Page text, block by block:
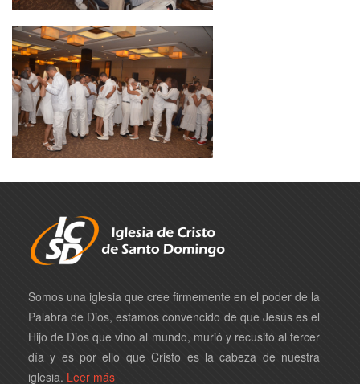
Somos una iglesia que cree firmemente en el poder de la
Palabra de Dios, estamos convencido de que Jesús es el
Hijo de Dios que vino al mundo, murió y recusitó al tercer
día y es por ello que Cristo es la cabeza de nuestra
iglesia. Leer más